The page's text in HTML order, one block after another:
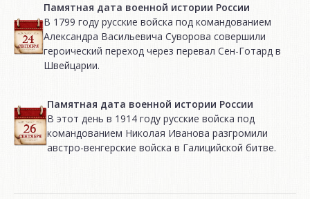
Памятная дата военной истории России
В 1799 году русские войска под командованием
Александра Васильевича Суворова совершили
героический переход через перевал Сен-Готард в
Швейцарии.
Памятная дата военной истории России
В этот день в 1914 году русские войска под
командованием Николая Иванова разгромили
австро-венгерские войска в Галицийской битве.